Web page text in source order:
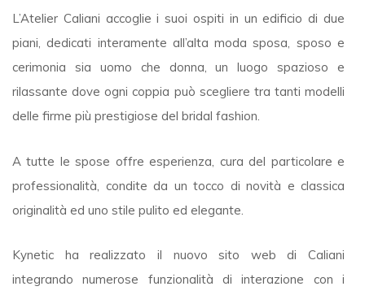
L’Atelier Caliani accoglie i suoi ospiti in un edificio di due
piani, dedicati interamente all’alta moda sposa, sposo e
cerimonia sia uomo che donna, un luogo spazioso e
rilassante dove ogni coppia può scegliere tra tanti modelli
delle firme più prestigiose del bridal fashion.
A tutte le spose offre esperienza, cura del particolare e
professionalità, condite da un tocco di novità e classica
originalità ed uno stile pulito ed elegante.
Kynetic ha realizzato il nuovo sito web di Caliani
integrando numerose funzionalità di interazione con i